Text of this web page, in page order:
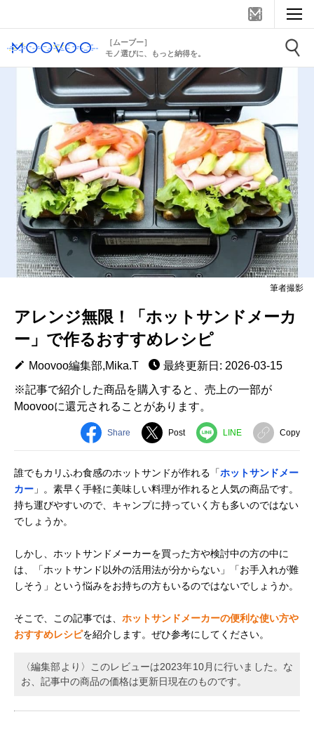
［ムーブー］
モノ選びに、もっと納得を。
筆者撮影
アレンジ無限！「ホットサンドメーカ
ー」で作るおすすめレシピ
Moovoo編集部,Mika.T
最終更新日: 2026-03-15
※記事で紹介した商品を購入すると、売上の一部が
Moovooに還元されることがあります。
Share Post LINE Copy
誰でもカリふわ食感のホットサンドが作れる「ホットサンドメー
カー 」。素早く手軽に美味しい料理が作れると人気の商品です。
持ち運びやすいので、キャンプに持っていく方も多いのではない
でしょうか。
しかし、ホットサンドメーカーを買った方や検討中の方の中に
は、「ホットサンド以外の活用法が分からない」「お手入れが難
しそう」という悩みをお持ちの方もいるのではないでしょうか。
そこで、この記事では、 ホットサンドメーカーの便利な使い方や
おすすめレシピを紹介します。ぜひ参考にしてください。
〈編集部より〉このレビューは2023年10月に行いました。な
お、記事中の商品の価格は更新日現在のものです。